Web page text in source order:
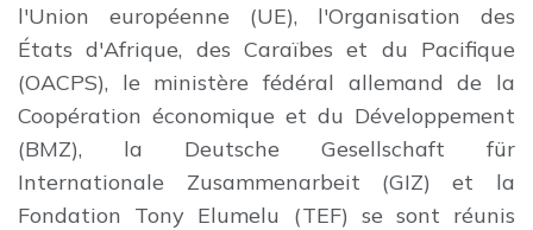
l'Union européenne (UE), l'Organisation des
États d'Afrique, des Caraïbes et du Pacifique
(OACPS), le ministère fédéral allemand de la
Coopération économique et du Développement
(BMZ), la Deutsche Gesellschaft für
Internationale Zusammenarbeit (GIZ) et la
Fondation Tony Elumelu (TEF) se sont réunis